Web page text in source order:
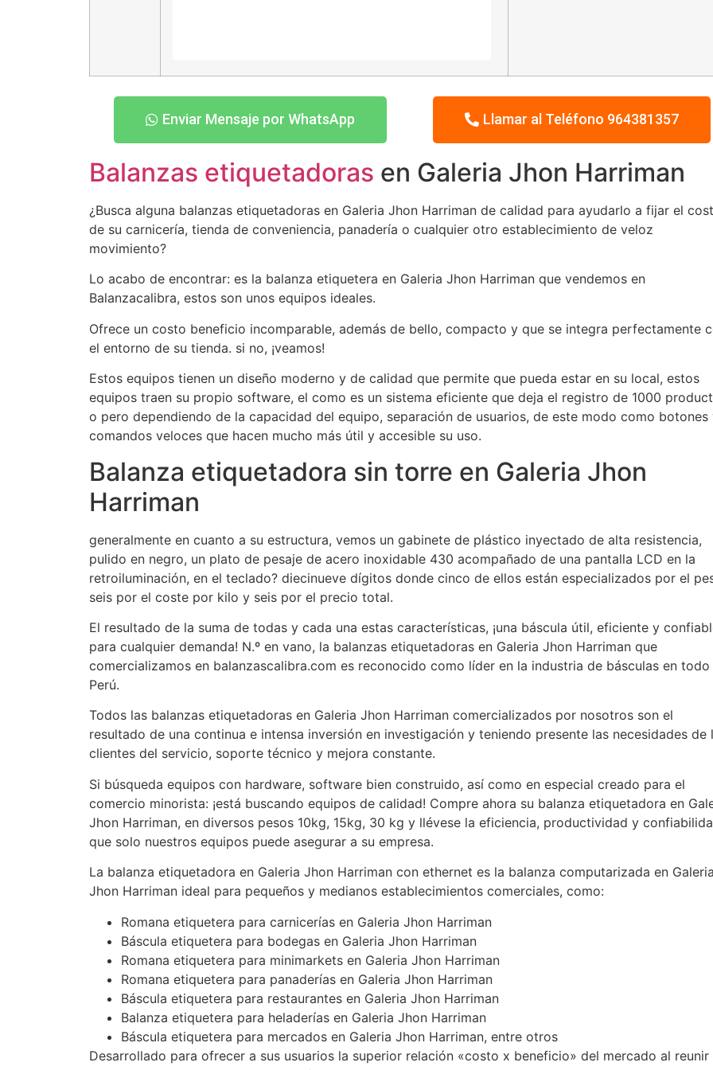
Enviar Mensaje por WhatsApp Llamar al Teléfono 964381357
Balanzas etiquetadoras en Galeria Jhon Harriman
¿Busca alguna balanzas etiquetadoras en Galeria Jhon Harriman de calidad para ayudarlo a fijar el
de su carnicería, tienda de conveniencia, panadería o cualquier otro establecimiento de veloz
movimiento?
Lo acabo de encontrar: es la balanza etiquetera en Galeria Jhon Harriman que vendemos en
Balanzacalibra, estos son unos equipos ideales.
Ofrece un costo beneficio incomparable, además de bello, compacto y que se integra perfectamente
el entorno de su tienda. si no, ¡veamos!
Estos equipos tienen un diseño moderno y de calidad que permite que pueda estar en su local, estos
equipos traen su propio software, el como es un sistema eficiente que deja el registro de 1000
o pero dependiendo de la capacidad del equipo, separación de usuarios, de este modo como botones
comandos veloces que hacen mucho más útil y accesible su uso.
Balanza etiquetadora sin torre en Galeria Jhon
Harriman
generalmente en cuanto a su estructura, vemos un gabinete de plástico inyectado de alta resistencia,
pulido en negro, un plato de pesaje de acero inoxidable 430 acompañado de una pantalla LCD en la
retroiluminación, en el teclado? diecinueve dígitos donde cinco de ellos están especializados por el
seis por el coste por kilo y seis por el precio total.
El resultado de la suma de todas y cada una estas características, ¡una báscula útil, eficiente y
para cualquier demanda! N.º en vano, la balanzas etiquetadoras en Galeria Jhon Harriman que
comercializamos en balanzascalibra.com es reconocido como líder en la industria de básculas en todo
Perú.
Todos las balanzas etiquetadoras en Galeria Jhon Harriman comercializados por nosotros son el
resultado de una continua e intensa inversión en investigación y teniendo presente las necesidades de
clientes del servicio, soporte técnico y mejora constante.
Si búsqueda equipos con hardware, software bien construido, así como en especial creado para el
comercio minorista: ¡está buscando equipos de calidad! Compre ahora su balanza etiquetadora en
Jhon Harriman, en diversos pesos 10kg, 15kg, 30 kg y llévese la eficiencia, productividad y
que solo nuestros equipos puede asegurar a su empresa.
La balanza etiquetadora en Galeria Jhon Harriman con ethernet es la balanza computarizada en Galeria
Jhon Harriman ideal para pequeños y medianos establecimientos comerciales, como:
Romana etiquetera para carnicerías en Galeria Jhon Harriman
Báscula etiquetera para bodegas en Galeria Jhon Harriman
Romana etiquetera para minimarkets en Galeria Jhon Harriman
Romana etiquetera para panaderías en Galeria Jhon Harriman
Báscula etiquetera para restaurantes en Galeria Jhon Harriman
Balanza etiquetera para heladerías en Galeria Jhon Harriman
Báscula etiquetera para mercados en Galeria Jhon Harriman, entre otros
Desarrollado para ofrecer a sus usuarios la superior relación «costo x beneficio» del mercado al reunir